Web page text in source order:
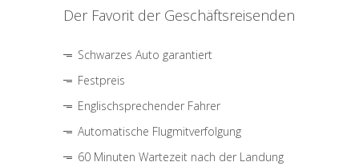
Der Favorit der Geschäftsreisenden
Schwarzes Auto garantiert
Festpreis
Englischsprechender Fahrer
Automatische Flugmitverfolgung
60 Minuten Wartezeit nach der Landung